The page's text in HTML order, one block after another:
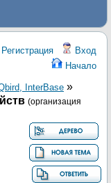
Регистрация
Вход
Начало
InterBase »
(организация